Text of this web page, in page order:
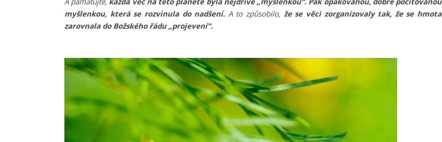
myšlenkou, která se rozvinula do nadšení. A to způsobilo, že se věci zorganizovaly tak, že se hmota
zarovnala do Božského řádu „projevení“.